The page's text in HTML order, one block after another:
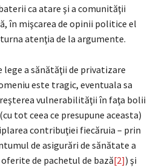
ca atare şi a comunităţii
în mişcarea de opinii politice el
atenţia de la argumente.
lege a sănătăţii de privatizare
este tragic, eventuala sa
vulnerabilităţii în faţa bolii
tot ceea ce presupune aceasta)
contribuţiei fiecăruia – prin
de asigurări de sănătate a
de pachetul de bază[2]) şi